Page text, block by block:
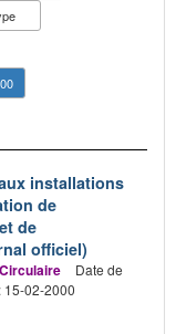
installations
de
de
officiel)
Circulaire
Date de
15-02-2000